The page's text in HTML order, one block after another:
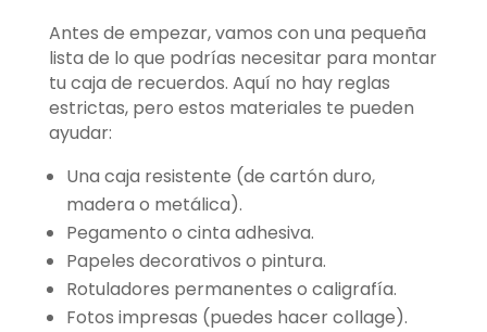
Antes de empezar, vamos con una pequeña
lista de lo que podrías necesitar para montar
tu caja de recuerdos. Aquí no hay reglas
estrictas, pero estos materiales te pueden
ayudar:
Una caja resistente (de cartón duro,
madera o metálica).
Pegamento o cinta adhesiva.
Papeles decorativos o pintura.
Rotuladores permanentes o caligrafía.
Fotos impresas (puedes hacer collage).